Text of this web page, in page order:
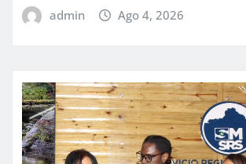
admin Ago 4, 2026